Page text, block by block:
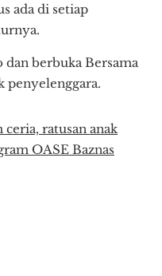
ada di setiap
berbuka Bersama
penyelenggara.
ratusan anak
OASE Baznas